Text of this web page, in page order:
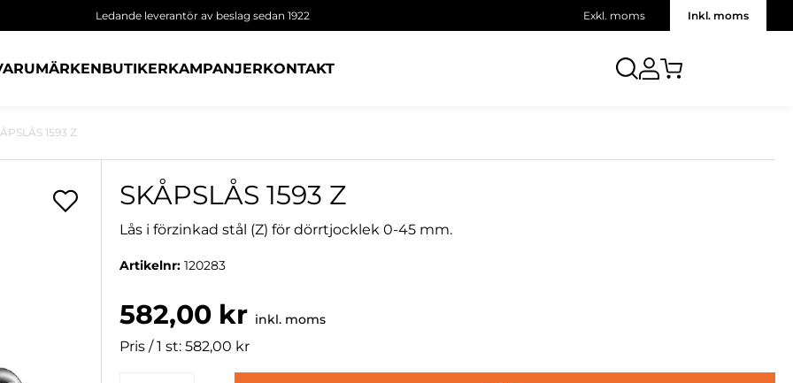
Ledande leverantör av beslag sedan 1922 Exkl. moms Inkl. moms
BUTIKERKAMPANJERKONTAKT
1593 Z
SKÅPSLÅS 1593 Z
Lås i förzinkad stål (Z) för dörrtjocklek 0-45 mm.
Artikelnr:120283
582,00 kr inkl. moms
Pris / 1 st: 582,00 kr